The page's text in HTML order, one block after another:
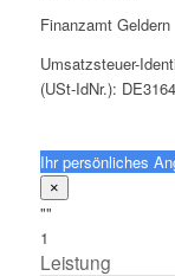
Finanzamt Geldern
Umsatzsteuer-
(USt-IdNr.):
Ihr persönliches
×
""
1
Leistung